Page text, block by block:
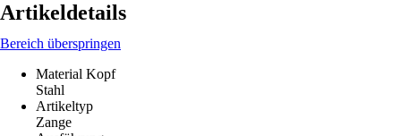
Artikeldetails
Bereich überspringen
Material Kopf
Stahl
Artikeltyp
Zange